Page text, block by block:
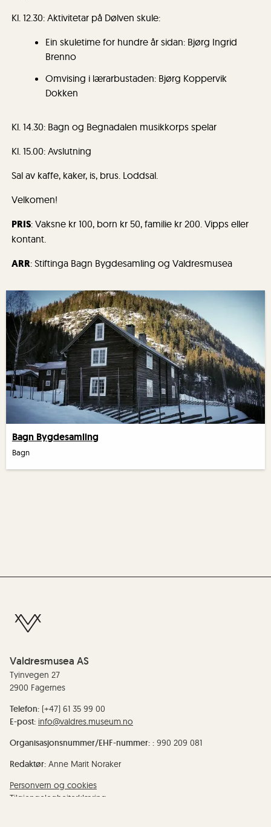
Kl. 12.30: Aktivitetar på Dølven skule:
Ein skuletime for hundre år sidan: Bjørg Ingrid
Brenno
Omvising i lærarbustaden: Bjørg Koppervik
Dokken
Kl. 14.30: Bagn og Begnadalen musikkorps spelar
Kl. 15.00: Avslutning
Sal av kaffe, kaker, is, brus. Loddsal.
Velkomen!
PRIS: Vaksne kr 100, born kr 50, familie kr 200. Vipps eller
kontant.
ARR: Stiftinga Bagn Bygdesamling og Valdresmusea
Bagn Bygdesamling
Bagn
Valdresmusea AS
Tyinvegen 27
2900 Fagernes
Telefon: (+47) 61 35 99 00
E-post: info@valdres.museum.no
Organisasjonsnummer/EHF-nummer: : 990 209 081
Redaktør: Anne Marit Noraker
Personvern og cookies
Tilgjengelegheiterklæring